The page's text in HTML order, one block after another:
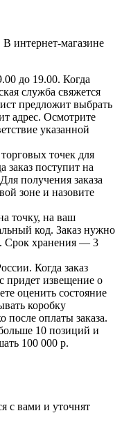
В интернет-магазине
до 19.00. Когда
служба свяжется
предложит выбрать
адрес. Осмотрите
указанной
точек для
заказ поступит на
получения заказа
зоне и назовите
точку, на ваш
код. Заказ нужно
Срок хранения — 3
Когда заказ
придет извещение о
оценить состояние
коробку
после оплаты заказа.
10 позиций и
100 000 р.
с вами и уточнят